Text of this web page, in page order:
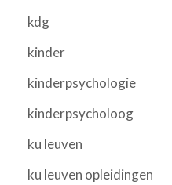
kdg
kinder
kinderpsychologie
kinderpsycholoog
ku leuven
ku leuven opleidingen